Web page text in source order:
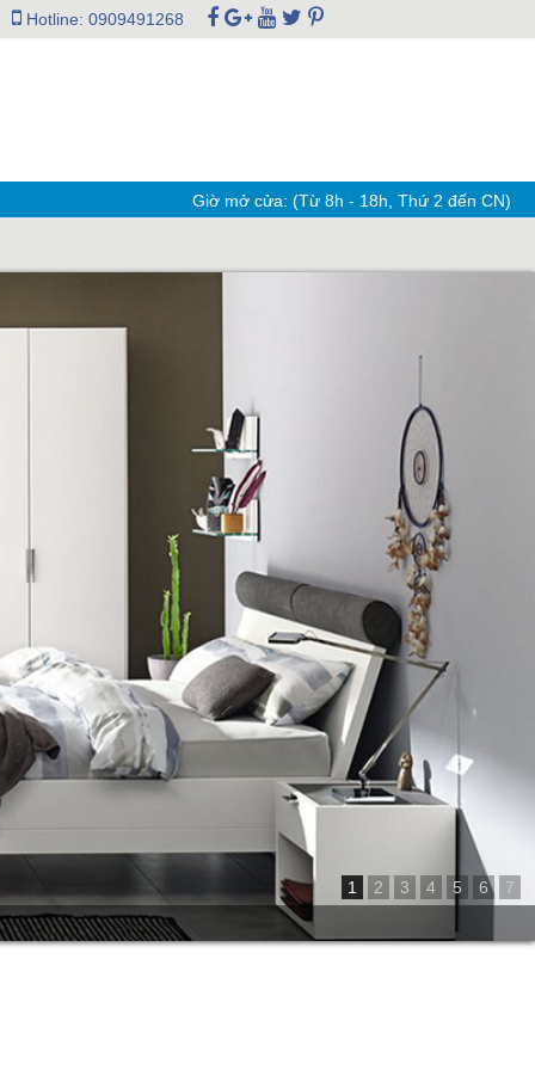
Hotline: 0909491268
Giờ mở cửa: (Từ 8h - 18h, Thứ 2 đến CN)
1 2 3 4 5 6 7